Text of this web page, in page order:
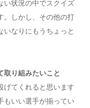
い状況の中でスクイズ
。しかし、その他の打
いなりにもうちょっと
取り組みたいこと
げてくれると思います
もいい選手が揃ってい